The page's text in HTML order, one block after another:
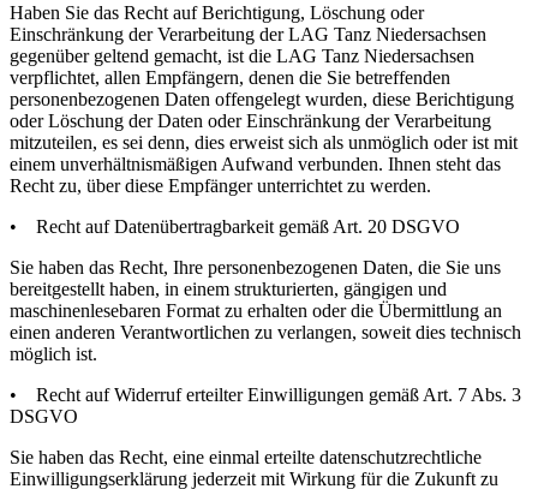
Haben Sie das Recht auf Berichtigung, Löschung oder
Einschränkung der Verarbeitung der LAG Tanz Niedersachsen
gegenüber geltend gemacht, ist die LAG Tanz Niedersachsen
verpflichtet, allen Empfängern, denen die Sie betreffenden
personenbezogenen Daten offengelegt wurden, diese Berichtigung
oder Löschung der Daten oder Einschränkung der Verarbeitung
mitzuteilen, es sei denn, dies erweist sich als unmöglich oder ist mit
einem unverhältnismäßigen Aufwand verbunden. Ihnen steht das
Recht zu, über diese Empfänger unterrichtet zu werden.
• Recht auf Datenübertragbarkeit gemäß Art. 20 DSGVO
Sie haben das Recht, Ihre personenbezogenen Daten, die Sie uns
bereitgestellt haben, in einem strukturierten, gängigen und
maschinenlesebaren Format zu erhalten oder die Übermittlung an
einen anderen Verantwortlichen zu verlangen, soweit dies technisch
möglich ist.
• Recht auf Widerruf erteilter Einwilligungen gemäß Art. 7 Abs. 3
DSGVO
Sie haben das Recht, eine einmal erteilte datenschutzrechtliche
Einwilligungserklärung jederzeit mit Wirkung für die Zukunft zu